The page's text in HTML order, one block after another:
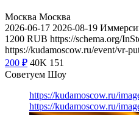
Москва Москва
2026-06-17 2026-08-19
1200 RUB https://schema.org/
https://kudamoscow.ru/event/vr-
200 ₽ 40K 151
Советуем Шоу
https://kudamoscow.ru/
https://kudamoscow.ru/